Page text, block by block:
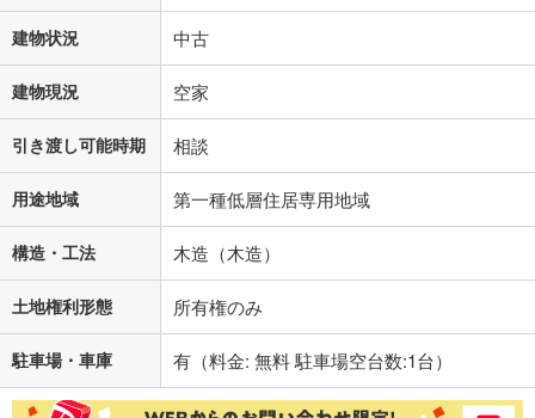
建物状況 中古
建物現況 空家
引き渡し可能時期 相談
用途地域 第一種低層住居専用地域
構造・工法 木造（木造）
土地権利形態 所有権のみ
駐車場・車庫 有（料金: 無料 駐車場空台数:1台）